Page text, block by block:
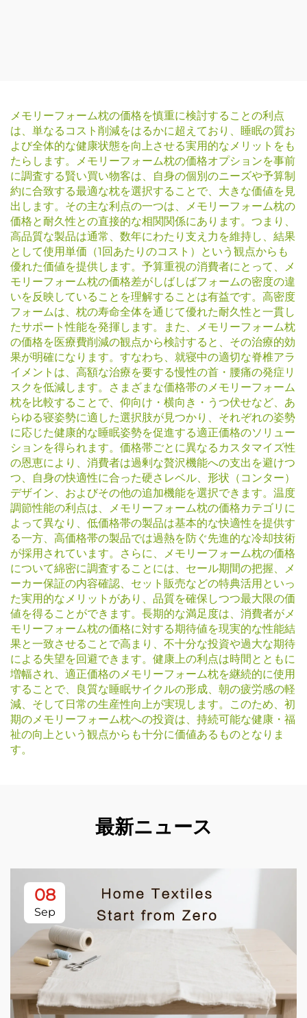
メモリーフォーム枕の価格を慎重に検討することの利点
は、単なるコスト削減をはるかに超えており、睡眠の質お
よび全体的な健康状態を向上させる実用的なメリットをも
たらします。メモリーフォーム枕の価格オプションを事前
に調査する賢い買い物客は、自身の個別のニーズや予算制
約に合致する最適な枕を選択することで、大きな価値を見
出します。その主な利点の一つは、メモリーフォーム枕の
価格と耐久性との直接的な相関関係にあります。つまり、
高品質な製品は通常、数年にわたり支え力を維持し、結果
として使用単価（1回あたりのコスト）という観点からも
優れた価値を提供します。予算重視の消費者にとって、メ
モリーフォーム枕の価格差がしばしばフォームの密度の違
いを反映していることを理解することは有益です。高密度
フォームは、枕の寿命全体を通じて優れた耐久性と一貫し
たサポート性能を発揮します。また、メモリーフォーム枕
の価格を医療費削減の観点から検討すると、その治療的効
果が明確になります。すなわち、就寝中の適切な脊椎アラ
イメントは、高額な治療を要する慢性の首・腰痛の発症リ
スクを低減します。さまざまな価格帯のメモリーフォーム
枕を比較することで、仰向け・横向き・うつ伏せなど、あ
らゆる寝姿勢に適した選択肢が見つかり、それぞれの姿勢
に応じた健康的な睡眠姿勢を促進する適正価格のソリュー
ションを得られます。価格帯ごとに異なるカスタマイズ性
の恩恵により、消費者は過剰な贅沢機能への支出を避けつ
つ、自身の快適性に合った硬さレベル、形状（コンター）
デザイン、およびその他の追加機能を選択できます。温度
調節性能の利点は、メモリーフォーム枕の価格カテゴリに
よって異なり、低価格帯の製品は基本的な快適性を提供す
る一方、高価格帯の製品では過熱を防ぐ先進的な冷却技術
が採用されています。さらに、メモリーフォーム枕の価格
について綿密に調査することには、セール期間の把握、メ
ーカー保証の内容確認、セット販売などの特典活用といっ
た実用的なメリットがあり、品質を確保しつつ最大限の価
値を得ることができます。長期的な満足度は、消費者がメ
モリーフォーム枕の価格に対する期待値を現実的な性能結
果と一致させることで高まり、不十分な投資や過大な期待
による失望を回避できます。健康上の利点は時間とともに
増幅され、適正価格のメモリーフォーム枕を継続的に使用
することで、良質な睡眠サイクルの形成、朝の疲労感の軽
減、そして日常の生産性向上が実現します。このため、初
期のメモリーフォーム枕への投資は、持続可能な健康・福
祉の向上という観点からも十分に価値あるものとなりま
す。
最新ニュース
08
Sep